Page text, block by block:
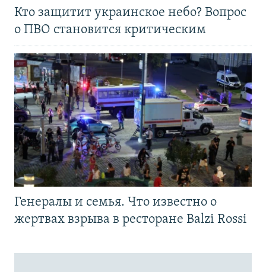
Кто защитит украинское небо? Вопрос
о ПВО становится критическим
Генералы и семья. Что известно о
жертвах взрыва в ресторане Balzi Rossi